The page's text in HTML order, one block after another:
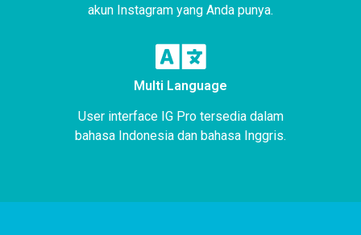
akun Instagram yang Anda punya.
Multi Language
User interface IG Pro tersedia dalam
bahasa Indonesia dan bahasa Inggris.